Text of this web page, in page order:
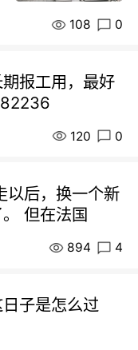
108 0
报工用，最好
120 0
以后，换一个新
但在法国
894 4
子是怎么过